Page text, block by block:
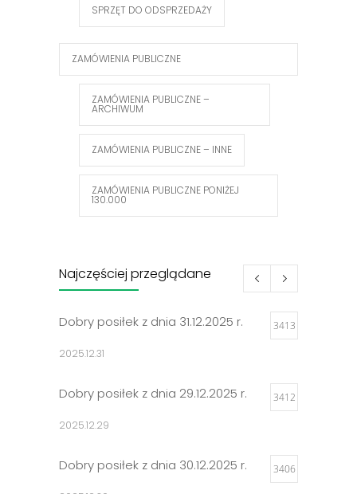
SPRZĘT DO ODSPRZEDAŻY
ZAMÓWIENIA PUBLICZNE
ZAMÓWIENIA PUBLICZNE –
ARCHIWUM
ZAMÓWIENIA PUBLICZNE – INNE
ZAMÓWIENIA PUBLICZNE PONIŻEJ
130.000
Najczęściej przeglądane
Dobry posiłek z dnia 31.12.2025 r. 3413
2025.12.31
Dobry posiłek z dnia 29.12.2025 r. 3412
2025.12.29
Dobry posiłek z dnia 30.12.2025 r. 3406